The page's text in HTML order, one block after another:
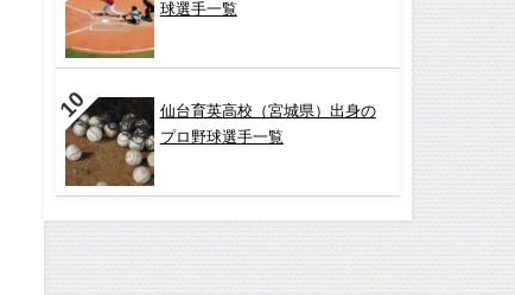
球選手一覧
仙台育英高校（宮城県）出身の
プロ野球選手一覧